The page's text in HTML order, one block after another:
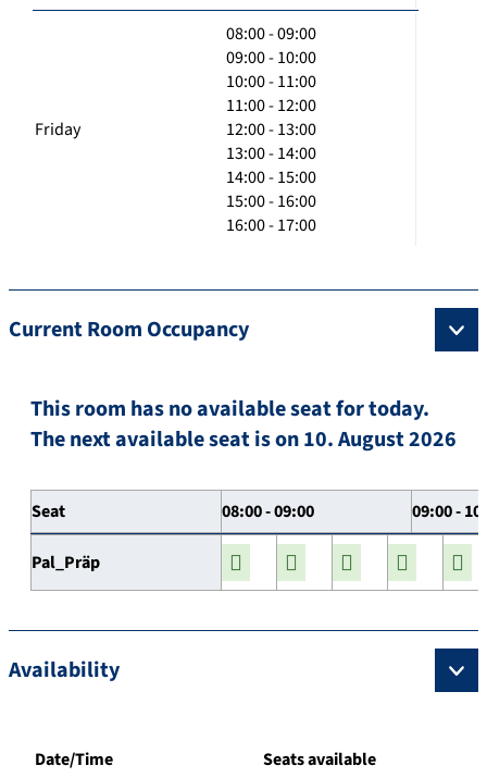
Friday
08:00 - 09:00
09:00 - 10:00
10:00 - 11:00
11:00 - 12:00
12:00 - 13:00
13:00 - 14:00
14:00 - 15:00
15:00 - 16:00
16:00 - 17:00
Current Room Occupancy
This room has no available seat for today.
The next available seat is on 10. August 2026
Seat 08:00 - 09:00 09:00 -
Pal_Präp
Availability
Date/Time Seats available